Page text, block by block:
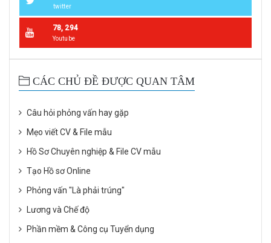
twitter
78, 294
Youtube
CÁC CHỦ ĐỀ ĐƯỢC QUAN TÂM
Câu hỏi phỏng vấn hay gặp
Mẹo viết CV & File mẫu
Hồ Sơ Chuyên nghiệp & File CV mẫu
Tạo Hồ sơ Online
Phỏng vấn "Là phải trúng"
Lương và Chế độ
Phần mềm & Công cụ Tuyển dụng